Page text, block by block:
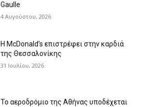
Gaulle
4 Αυγούστου, 2026
Η McDonald’s επιστρέφει στην καρδιά
της Θεσσαλονίκης
31 Ιουλίου, 2026
Το αεροδρόμιο της Αθήνας υποδέχεται